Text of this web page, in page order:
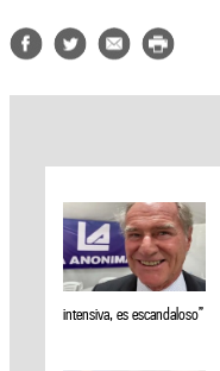
intensiva, es escandaloso”